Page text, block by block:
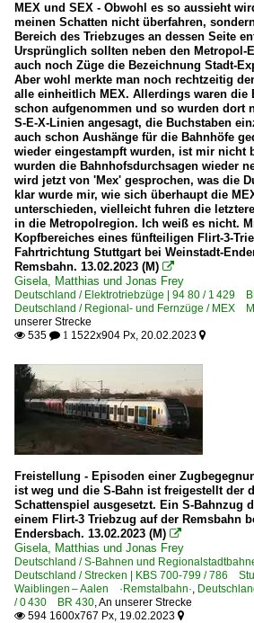
MEX und SEX - Obwohl es so aussieht
meinen Schatten nicht überfahren,
Bereich des Triebzuges an dessen Seite
Ursprünglich sollten neben den Metropol-
auch noch Züge die Bezeichnung Stadt-
Aber wohl merkte man noch rechtzeitig
alle einheitlich MEX. Allerdings waren die
schon aufgenommen und so wurden dort
S-E-X-Linien angesagt, die Buchstaben
auch schon Aushänge für die Bahnhöfe
wieder eingestampft wurden, ist mir nicht
wurden die Bahnhofsdurchsagen wieder
wird jetzt von 'Mex' gesprochen, was die
klar wurde mir, wie sich überhaupt die
unterschieden, vielleicht fuhren die
in die Metropolregion. Ich weiß es nicht.
Kopfbereiches eines fünfteiligen Flirt-3-
Fahrtrichtung Stuttgart bei Weinstadt-
Remsbahn. 13.02.2023 (M) 
Gisela, Matthias und Jonas Frey
Deutschland / Elektrotriebzüge | 94 80 / 1 429
Deutschland / Regional- und Fernzüge / MEX
unserer Strecke
 535  1 1522x904 Px, 20.02.2023 
Freistellung - Episoden einer
ist weg und die S-Bahn ist freigestellt der
Schattenspiel ausgesetzt. Ein S-Bahnzug
einem Flirt-3 Triebzug auf der Remsbahn
Endersbach. 13.02.2023 (M) 
Gisela, Matthias und Jonas Frey
Deutschland / S-Bahnen und
Deutschland / Strecken | KBS 700-799 / 786
Waiblingen – Aalen ·Remstalbahn·,
/ 0 430 BR 430,An unserer Strecke
 594 1600x767 Px, 19.02.2023 